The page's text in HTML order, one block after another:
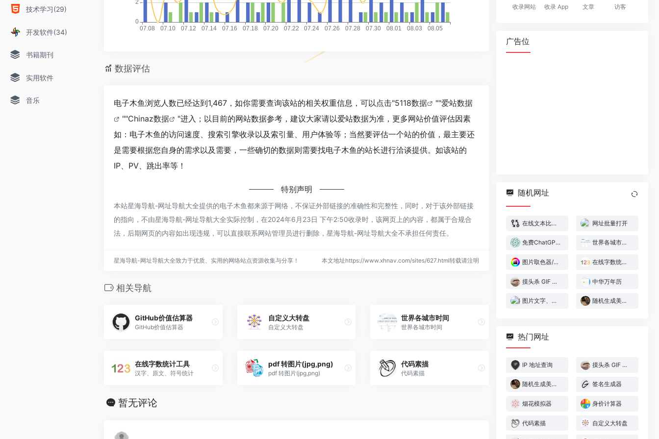
技术学习(29)
开发软件(34)
书籍期刊
实用软件
音乐
数据评估
电子木鱼浏览人数已经达到1,467，如你需要查询该站的相关权重信息，可以点击"5118数据 ""爱站数据
""Chinaz数据
"进入；以目前的网站数据参考，建议大家请以爱站数据为准，更多网站价值评估因素
如：电子木鱼的访问速度、搜索引擎收录以及索引量、用户体验等；当然要评估一个站的价值，最主要还
是需要根据您自身的需求以及需要，一些确切的数据则需要找电子木鱼的站长进行洽谈提供。如该站的
IP、PV、跳出率等！
特别声明
本站星海导航-网址导航大全提供的电子木鱼都来源于网络，不保证外部链接的准确性和完整性，同时，对于该外部链接
的指向，不由星海导航-网址导航大全实际控制，在2024年6月23日 下午2:50收录时，该网页上的内容，都属于合规合
法，后期网页的内容如出现违规，可以直接联系网站管理员进行删除，星海导航-网址导航大全不承担任何责任。
星海导航-网址导航大全致力于优质、实用的网络站点资源收集与分享！ 本文地址https://www.xhnav.com/sites/627.html转载请注明
相关导航
GitHub价值估算器
GitHub价值估算器
自定义大转盘
自定义大转盘
世界各城市时间
世界各城市时间
在线字数统计工具
汉字、原文、符号统计
pdf 转图片(jpg,png)
pdf 转图片(jpg,png)
代码素描
代码素描
暂无评论
收录网站 收录 App 文章 访客
广告位
随机网址
在线文本比对工具 网址批量打开
免费ChatGPT中文版 世界各城市时间
图片取色器/拾色器 在线字数统计工具
摸头杀 GIF 生成器 中华万年历
图片文字、表格提取 随机生成美少女图片
热门网址
IP 地址查询 摸头杀 GIF 生成器
随机生成美少女图片 签名生成器
烟花模拟器 身价计算器
代码素描 自定义大转盘